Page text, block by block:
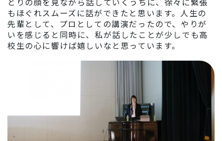
もほぐれスムーズに話ができたと思います。人生の
先輩として、プロとしての講演だったので、やりが
いを感じると同時に、私が話したことが少しでも高
校生の心に響けば嬉しいなと思っています。